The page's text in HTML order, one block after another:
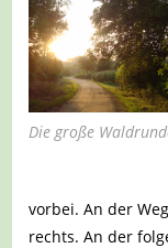
Die große
vorbei. An der
rechts. An der